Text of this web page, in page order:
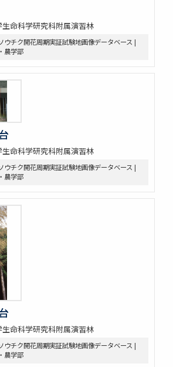
命科学研究科附属演習林
ウチク開花周期実証試験地画像データベース |
農学部
命科学研究科附属演習林
ウチク開花周期実証試験地画像データベース |
農学部
命科学研究科附属演習林
ウチク開花周期実証試験地画像データベース |
農学部